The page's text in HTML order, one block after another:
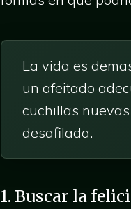
La vida es
un afeitado
cuchillas
desafilada.
1. Buscar la